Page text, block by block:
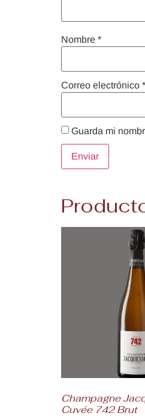
Nombre *
Correo electrónico *
Guarda mi
Champagne
Cuvée 742 Brut